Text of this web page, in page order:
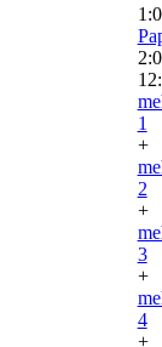
1
+
2
+
3
+
4
+